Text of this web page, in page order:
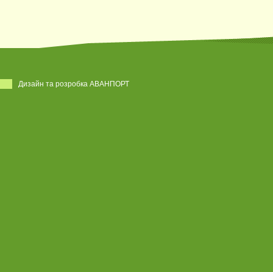
Дизайн та розробка АВАНПОРТ